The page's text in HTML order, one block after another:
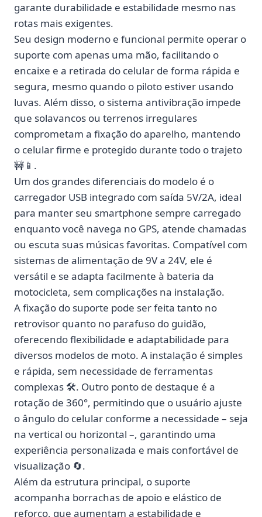
garante durabilidade e estabilidade mesmo nas
rotas mais exigentes.
Seu design moderno e funcional permite operar o
suporte com apenas uma mão, facilitando o
encaixe e a retirada do celular de forma rápida e
segura, mesmo quando o piloto estiver usando
luvas. Além disso, o sistema antivibração impede
que solavancos ou terrenos irregulares
comprometam a fixação do aparelho, mantendo
o celular firme e protegido durante todo o trajeto
🚧📱.
Um dos grandes diferenciais do modelo é o
carregador USB integrado com saída 5V/2A, ideal
para manter seu smartphone sempre carregado
enquanto você navega no GPS, atende chamadas
ou escuta suas músicas favoritas. Compatível com
sistemas de alimentação de 9V a 24V, ele é
versátil e se adapta facilmente à bateria da
motocicleta, sem complicações na instalação.
Afixação do suporte pode ser feita tanto no
retrovisor quanto no parafuso do guidão,
oferecendo flexibilidade e adaptabilidade para
diversos modelos de moto. A instalação é simples
e rápida, sem necessidade de ferramentas
complexas 🛠️. Outro ponto de destaque é a
rotação de 360°, permitindo que o usuário ajuste
o ângulo do celular conforme a necessidade – seja
na vertical ou horizontal –, garantindo uma
experiência personalizada e mais confortável de
visualização 🔄.
Além da estrutura principal, o suporte
acompanha borrachas de apoio e elástico de
reforço, que aumentam a estabilidade e